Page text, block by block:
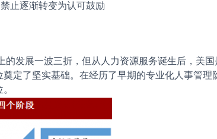
止逐渐转变为认可鼓励
发展一波三折，但从人力资源服务诞生后，美国
定了坚实基础。在经历了早期的专业化人事管理